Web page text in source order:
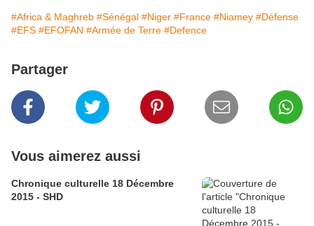
#Africa & Maghreb #Sénégal #Niger #France #Niamey #Défense
#EFS #EFOFAN #Armée de Terre #Defence
Partager
Vous aimerez aussi
Chronique culturelle 18 Décembre
2015 - SHD